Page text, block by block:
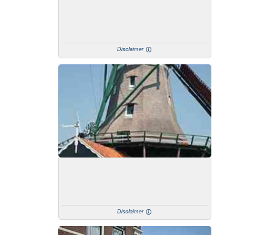
Disclaimer
Disclaimer